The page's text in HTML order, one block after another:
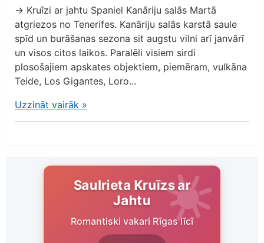
→ Kruīzi ar jahtu Spaniel Kanāriju salās Martā
atgriezos no Tenerifes. Kanāriju salās karstā saule
spīd un burāšanas sezona sit augstu vilni arī janvārī
un visos citos laikos. Paralēli visiem sirdi
plosošajiem apskates objektiem, piemēram, vulkāna
Teide, Los Gigantes, Loro...
Uzzināt vairāk »
Saulrieta Kruīzs ar
Jahtu
Romantiski vakari Rīgas līcī